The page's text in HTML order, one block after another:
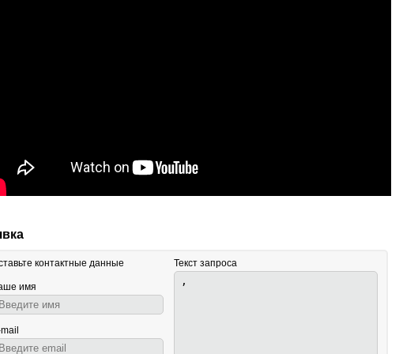
контактные данные
имя
Текст запроса